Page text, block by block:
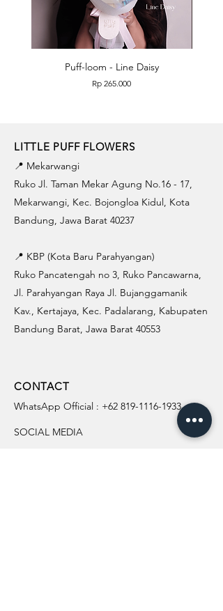
Puff-loom - Line Daisy
Price
Rp 265.000
LITTLE PUFF FLOWERS
📍 Mekarwangi
Ruko Jl. Taman Mekar Agung No.16 - 17,
Mekarwangi, Kec. Bojongloa Kidul, Kota
Bandung, Jawa Barat 40237
📍 KBP (Kota Baru Parahyangan)
Ruko Pancatengah no 3, Ruko Pancawarna,
Jl. Parahyangan Raya Jl. Bujanggamanik
Kav., Kertajaya, Kec. Padalarang, Kabupaten
Bandung Barat, Jawa Barat 40553
CONTACT
WhatsApp Official : +62 819-1116-1933
SOCIAL MEDIA